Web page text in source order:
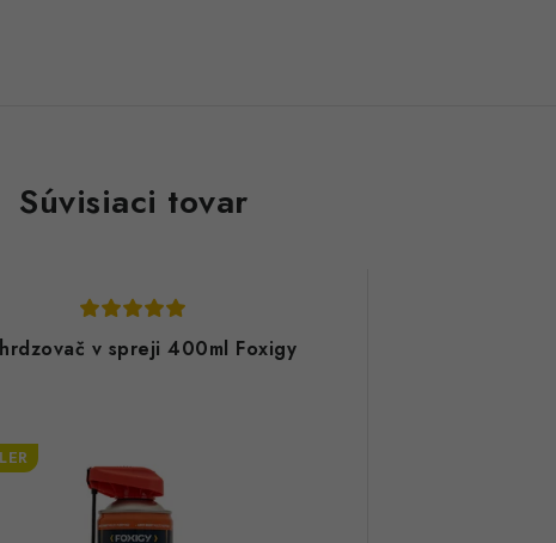
Súvisiaci tovar
v spreji 400ml Foxigy